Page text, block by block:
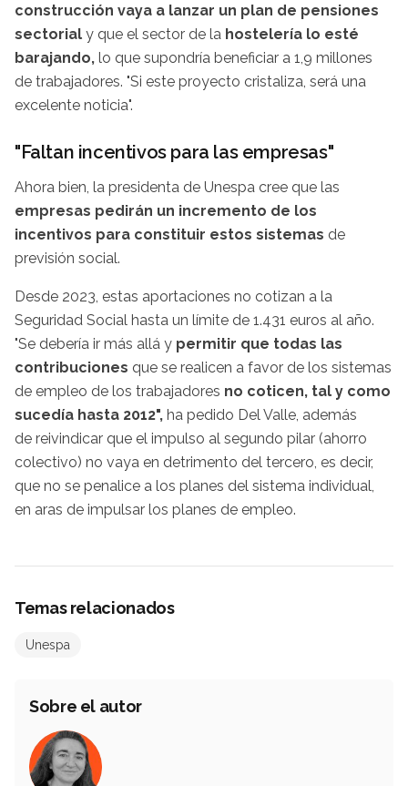
construcción vaya a lanzar un plan de pensiones
sectorial y que el sector de la hostelería lo esté
barajando, lo que supondría beneficiar a 1,9 millones
de trabajadores. "Si este proyecto cristaliza, será una
excelente noticia".
"Faltan incentivos para las empresas"
Ahora bien, la presidenta de Unespa cree que las
empresas pedirán un incremento de los
incentivos para constituir estos sistemas de
previsión social.
Desde 2023, estas aportaciones no cotizan a la
Seguridad Social hasta un límite de 1.431 euros al año.
"Se debería ir más allá y permitir que todas las
contribuciones que se realicen a favor de los sistemas
de empleo de los trabajadores no coticen, tal y como
sucedía hasta 2012", ha pedido Del Valle, además
de reivindicar que el impulso al segundo pilar (ahorro
colectivo) no vaya en detrimento del tercero, es decir,
que no se penalice a los planes del sistema individual,
en aras de impulsar los planes de empleo.
Temas relacionados
Unespa
Sobre el autor